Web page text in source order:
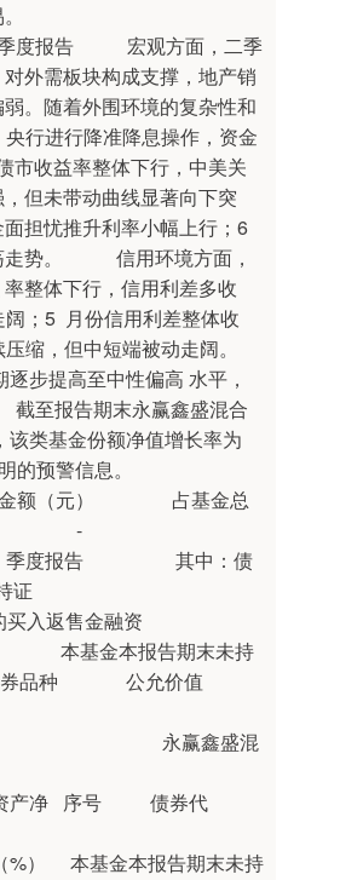
宏观方面，二季
外需板块构成支撑，地产销
。随着外围环境的复杂性和
行进行降准降息操作，资金
收益率整体下行，中美关
但未带动曲线显著向下突
担忧推升利率小幅上行；6
荡走势。 信用环境方面，
整体下行，信用利差多收
；5 月份信用利差整体收
缩，但中短端被动走阔。
步提高至中性偏高 水平，
至报告期末永赢鑫盛混合
类基金份额净值增长率为
预警信息。
） 占基金总
- -
报告 其中：债
融资
报告期末未持
品种 公允价值
混
券代
期末未持